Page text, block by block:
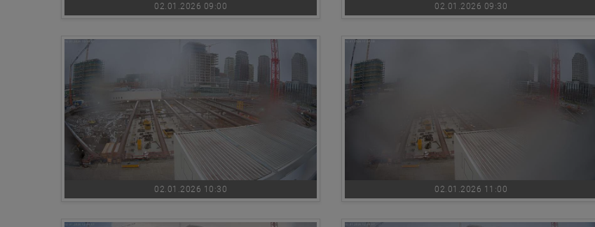
02.01.2026 09:00 02.01.2026 09:30
02.01.2026 10:30 02.01.2026 11:00